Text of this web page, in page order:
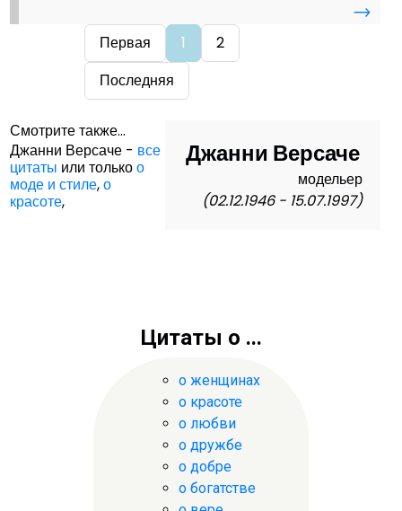
→
Первая 1
2
Последняя
Джанни Версаче
модельер
(02.12.1946 - 15.07.1997)
Смотрите также...
Джанни Версаче - все
цитаты или толькоо
моде и стиле,о
красоте,
Цитаты о ...
о женщинах
о красоте
о любви
о дружбе
о добре
о богатстве